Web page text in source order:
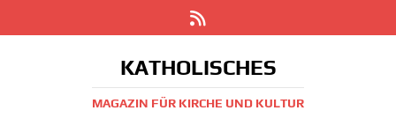
KATHOLISCHES
MAGAZIN FÜR KIRCHE UND KULTUR